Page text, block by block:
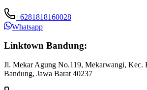
+6281818160028
Whatsapp
Linktown Bandung:
Jl. Mekar Agung No.119, Mekarwangi,
Bandung, Jawa Barat 40237